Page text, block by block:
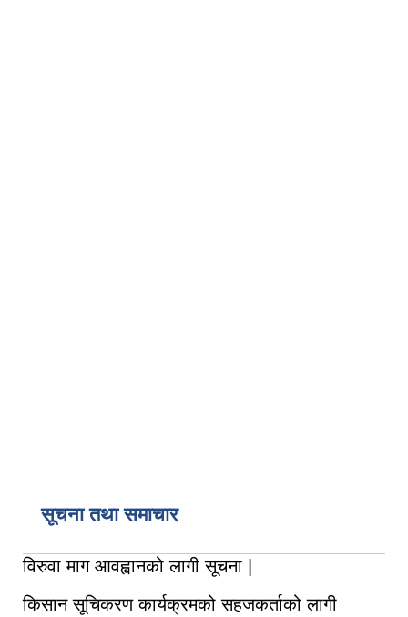
सूचना तथा समाचार
विरुवा माग आवह्वानको लागी सूचना |
किसान सूचिकरण कार्यक्रमको सहजकर्ताको लागी